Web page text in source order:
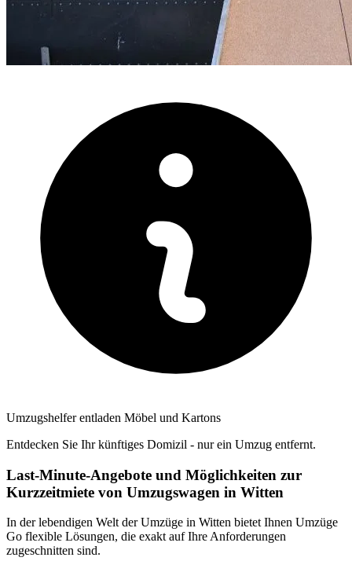
Umzugshelfer entladen Möbel und Kartons
Entdecken Sie Ihr künftiges Domizil - nur ein Umzug entfernt.
Last-Minute-Angebote und Möglichkeiten zur
Kurzzeitmiete von Umzugswagen in Witten
In der lebendigen Welt der Umzüge in Witten bietet Ihnen Umzüge
Go flexible Lösungen, die exakt auf Ihre Anforderungen
zugeschnitten sind.